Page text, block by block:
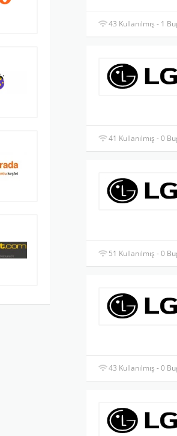
43 Kullanılmış - 1
41 Kullanılmış - 0
51 Kullanılmış - 0
43 Kullanılmış - 0